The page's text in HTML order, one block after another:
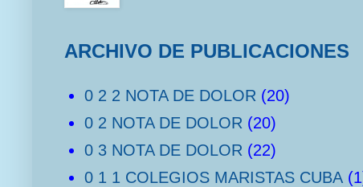
ARCHIVO DE PUBLICACIONES
0 2 2 NOTA DE DOLOR (20)
0 2 NOTA DE DOLOR (20)
0 3 NOTA DE DOLOR (22)
0 1 1 COLEGIOS MARISTAS CUBA